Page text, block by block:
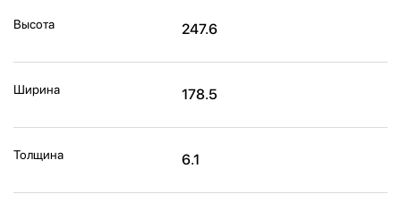
Высота 247.6
Ширина 178.5
Толщина 6.1